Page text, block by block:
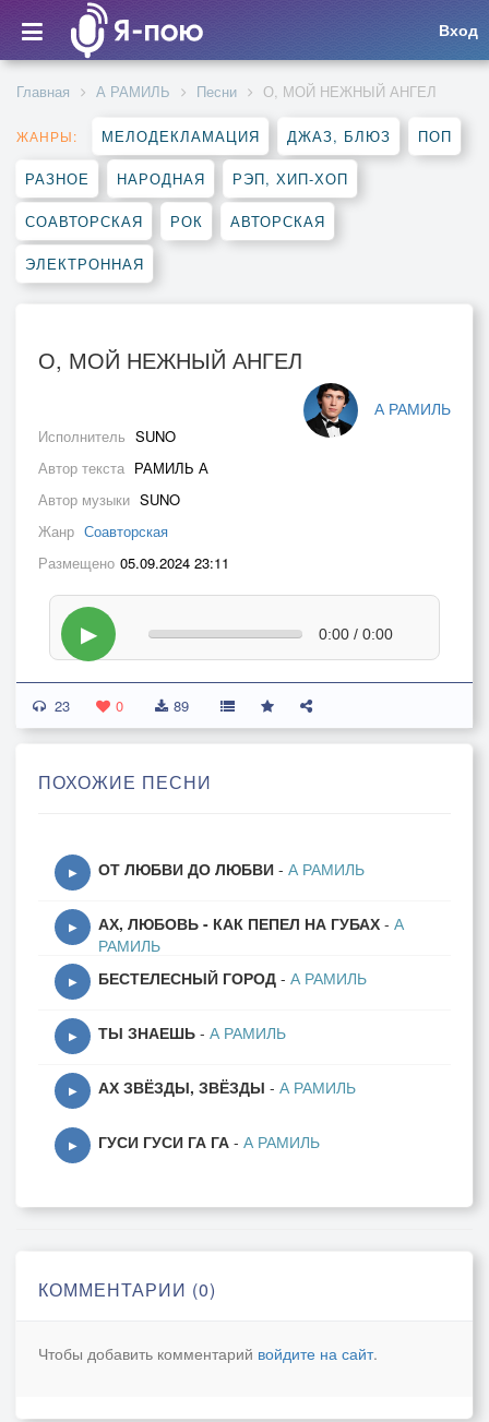
Вход
Главная А РАМИЛЬ Песни О, МОЙ НЕЖНЫЙ АНГЕЛ
ЖАНРЫ: МЕЛОДЕКЛАМАЦИЯ ДЖАЗ, БЛЮЗ ПОП
РАЗНОЕ НАРОДНАЯ РЭП, ХИП-ХОП
СОАВТОРСКАЯ РОК АВТОРСКАЯ
ЭЛЕКТРОННАЯ
О, МОЙ НЕЖНЫЙ АНГЕЛ
А РАМИЛЬ
Исполнитель SUNO
Автор текста РАМИЛЬ А
Автор музыки SUNO
Жанр Соавторская
Размещено 05.09.2024 23:11
▶ 0:00 / 0:00
23 0 89
ПОХОЖИЕ ПЕСНИ
▶ ОТ ЛЮБВИ ДО ЛЮБВИ - А РАМИЛЬ
▶ АХ, ЛЮБОВЬ - КАК ПЕПЕЛ НА ГУБАХ - А
РАМИЛЬ
▶ БЕСТЕЛЕСНЫЙ ГОРОД - А РАМИЛЬ
▶ ТЫ ЗНАЕШЬ - А РАМИЛЬ
▶ АХ ЗВЁЗДЫ, ЗВЁЗДЫ - А РАМИЛЬ
▶ ГУСИ ГУСИ ГА ГА - А РАМИЛЬ
КОММЕНТАРИИ (0)
Чтобы добавить комментарий войдите на сайт.